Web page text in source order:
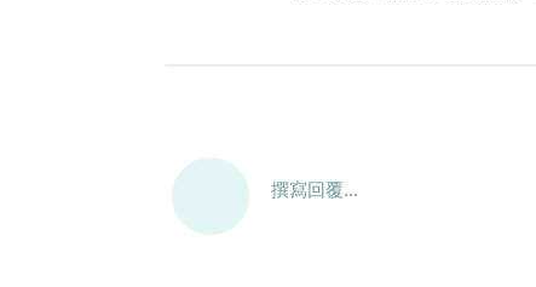
撰寫回覆...